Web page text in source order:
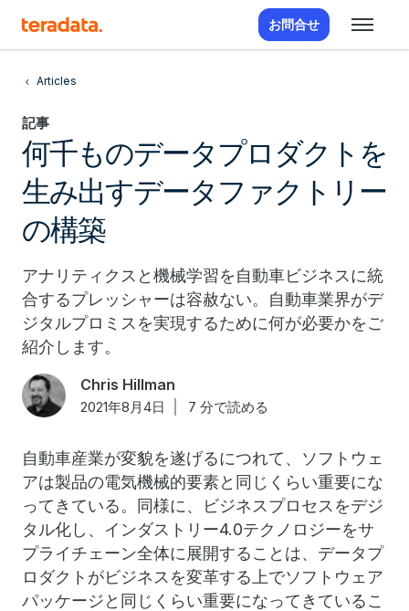
お問合せ
Articles
記事
何千ものデータプロダクトを
生み出すデータファクトリー
の構築
アナリティクスと機械学習を自動車ビジネスに統
合するプレッシャーは容赦ない。自動車業界がデ
ジタルプロミスを実現するために何が必要かをご
紹介します。
Chris Hillman
2021年8月4日 7 分で読める
自動車産業が変貌を遂げるにつれて、ソフトウェ
アは製品の電気機械的要素と同じくらい重要にな
ってきている。同様に、ビジネスプロセスをデジ
タル化し、インダストリー4.0テクノロジーをサ
プライチェーン全体に展開することは、データプ
ロダクトがビジネスを変革する上でソフトウェア
パッケージと同じくらい重要になってきているこ